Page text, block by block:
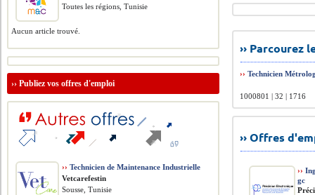
››
››Technicien
1000801 | 32 | 1716
›› Offres
››
gc
Toutes les régions, Tunisie
Aucun article trouvé.
››Publiez vos offres d'emploi
›› Technicien de Maintenance Industrielle
Vetcarefestin
Sousse, Tunisie